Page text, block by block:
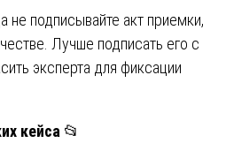
не подписывайте акт приемки,
Лучше подписать его с
эксперта для фиксации
кейса 📂